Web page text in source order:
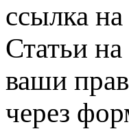
ссылка на
Статьи
ваши
через